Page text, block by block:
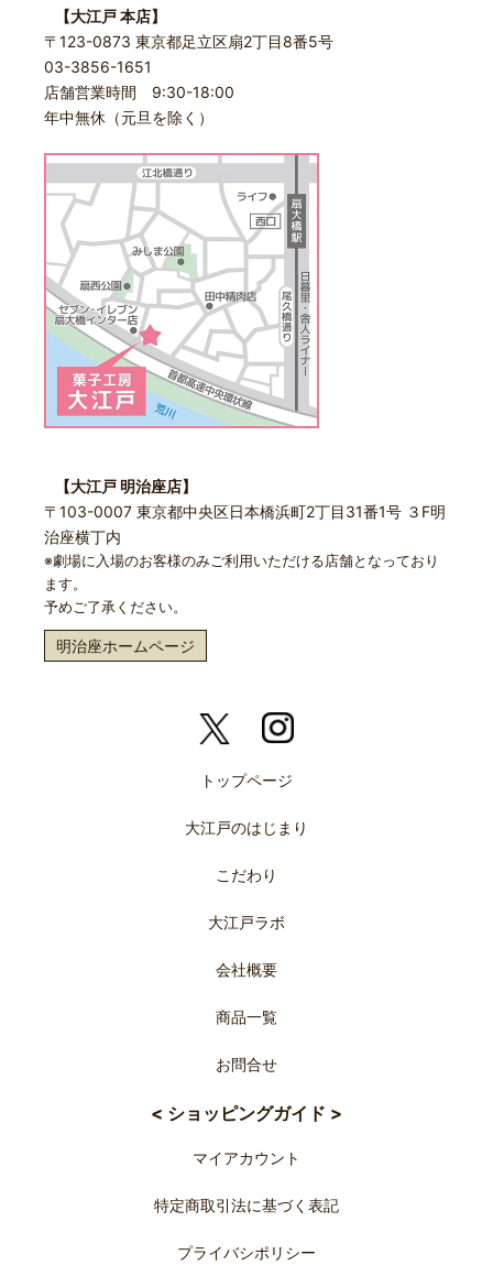
【大江戸 本店】
〒123-0873 東京都足立区扇2丁目8番5号
03-3856-1651
店舗営業時間 9:30-18:00
年中無休（元旦を除く）
【大江戸 明治座店】
〒103-0007 東京都中央区日本橋浜町2丁目31番1号 ３F明
治座横丁内
※劇場に入場のお客様のみご利用いただける店舗となっており
ます。
予めご了承ください。
明治座ホームページ
トップページ
大江戸のはじまり
こだわり
大江戸ラボ
会社概要
商品一覧
お問合せ
< ショッピングガイド >
マイアカウント
特定商取引法に基づく表記
プライバシポリシー